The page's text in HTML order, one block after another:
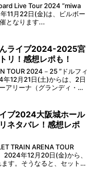
Live Tour 2024 ”miwa
11月22日(金)は、ビルボー
となります...
ライブ2024-2025宮
リ！感想レポも！
TOUR 2024－25 ”ドルフィ
12月21日(土)からは、2日
アリーナ（グランディ・
ブ2024大阪城ホール
ネタバレ！感想レポ
TRAIN ARENA TOUR
年12月20日(金)から、
す。そうなると、セットリ